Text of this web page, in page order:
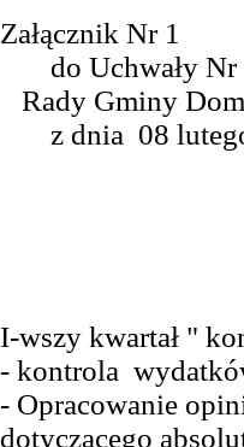
Załącznik Nr 1
do Uchwały Nr
Rady Gminy
z dnia 08
I-wszy kwartał "
- kontrola
- Opracowanie
dotyczącego